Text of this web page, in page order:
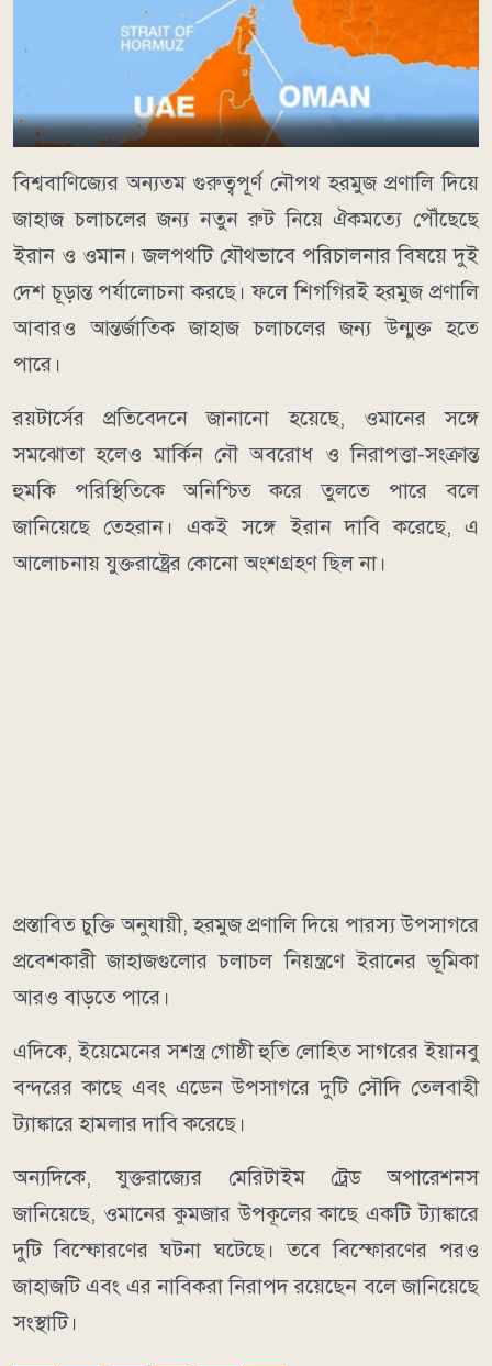
বিশ্ববাণিজ্যের অন্যতম গুরুত্বপূর্ণ নৌপথ হরমুজ প্রণালি দিয়ে
জাহাজ চলাচলের জন্য নতুন রুট নিয়ে ঐকমত্যে পৌঁছেছে
ইরান ও ওমান। জলপথটি যৌথভাবে পরিচালনার বিষয়ে দুই
দেশ চূড়ান্ত পর্যালোচনা করছে। ফলে শিগগিরই হরমুজ প্রণালি
আবারও আন্তর্জাতিক জাহাজ চলাচলের জন্য উন্মুক্ত হতে
পারে।
রয়টার্সের প্রতিবেদনে জানানো হয়েছে, ওমানের সঙ্গে
সমঝোতা হলেও মার্কিন নৌ অবরোধ ও নিরাপত্তা-সংক্রান্ত
হুমকি পরিস্থিতিকে অনিশ্চিত করে তুলতে পারে বলে
জানিয়েছে তেহরান। একই সঙ্গে ইরান দাবি করেছে, এ
আলোচনায় যুক্তরাষ্ট্রের কোনো অংশগ্রহণ ছিল না।
প্রস্তাবিত চুক্তি অনুযায়ী, হরমুজ প্রণালি দিয়ে পারস্য উপসাগরে
প্রবেশকারী জাহাজগুলোর চলাচল নিয়ন্ত্রণে ইরানের ভূমিকা
আরও বাড়তে পারে।
এদিকে, ইয়েমেনের সশস্ত্র গোষ্ঠী হুতি লোহিত সাগরের ইয়ানবু
বন্দরের কাছে এবং এডেন উপসাগরে দুটি সৌদি তেলবাহী
ট্যাঙ্কারে হামলার দাবি করেছে।
অন্যদিকে, যুক্তরাজ্যের মেরিটাইম ট্রেড অপারেশনস
জানিয়েছে, ওমানের কুমজার উপকূলের কাছে একটি ট্যাঙ্কারে
দুটি বিস্ফোরণের ঘটনা ঘটেছে। তবে বিস্ফোরণের পরও
জাহাজটি এবং এর নাবিকরা নিরাপদ রয়েছেন বলে জানিয়েছে
সংস্থাটি।